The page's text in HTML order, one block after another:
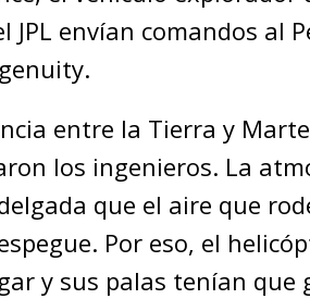
JPL envían comandos al
entre la Tierra y
los ingenieros. La
que el aire que
Por eso, el
y sus palas tenían que